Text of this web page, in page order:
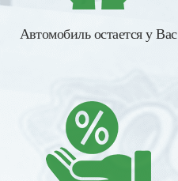
Автомобиль остается у Вас